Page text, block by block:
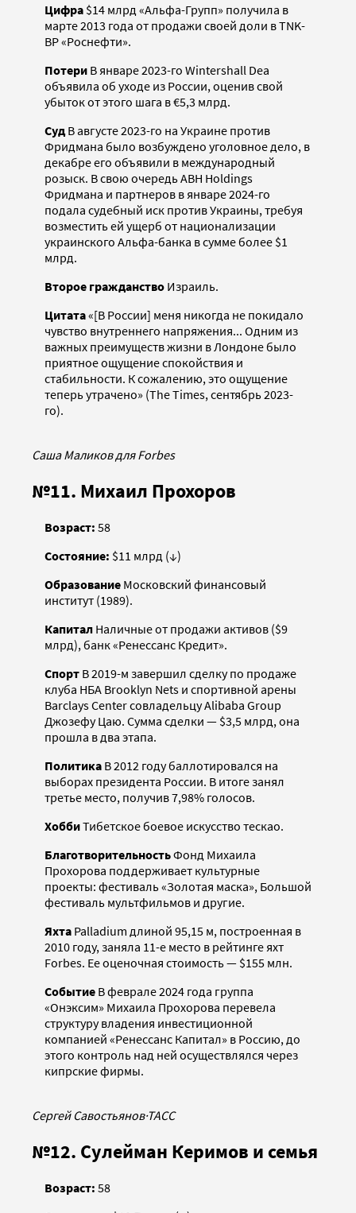
Цифра $14 млрд «Альфа-Групп» получила в
марте 2013 года от продажи своей доли в TNK-
BP «Роснефти».
Потери В январе 2023-го Wintershall Dea
объявила об уходе из России, оценив свой
убыток от этого шага в €5,3 млрд.
СудВ августе 2023-го на Украине против
Фридмана было возбуждено уголовное дело, в
декабре его объявили в международный
розыск. В свою очередь ABH Holdings
Фридмана и партнеров в январе 2024-го
подала судебный иск против Украины, требуя
возместить ей ущерб от национализации
украинского Альфа-банка в сумме более $1
млрд.
Второе гражданство Израиль.
Цитата«[В России] меня никогда не покидало
чувство внутреннего напряжения... Одним из
важных преимуществ жизни в Лондоне было
приятное ощущение спокойствия и
стабильности. К сожалению, это ощущение
теперь утрачено» (The Times, сентябрь 2023-
го).
Саша Маликов для Forbes
№11. Михаил Прохоров
Возраст: 58
Состояние: $11 млрд (↓)
Образование Московский финансовый
институт (1989).
Капитал Наличные от продажи активов ($9
млрд), банк «Ренессанс Кредит».
Спорт В 2019-м завершил сделку по продаже
клуба НБА Brooklyn Nets и спортивной арены
Barclays Center совладельцу Alibaba Group
Джозефу Цаю. Сумма сделки — $3,5 млрд, она
прошла в два этапа.
Политика В 2012 году баллотировался на
выборах президента России. В итоге занял
третье место, получив 7,98% голосов.
ХоббиТибетское боевое искусство тескао.
БлаготворительностьФонд Михаила
Прохорова поддерживает культурные
проекты: фестиваль «Золотая маска», Большой
фестиваль мультфильмов и другие.
Яхта Palladium длиной 95,15 м, построенная в
2010 году, заняла 11-е место в рейтинге яхт
Forbes. Ее оценочная стоимость — $155 млн.
Событие В феврале 2024 года группа
«Онэксим» Михаила Прохорова перевела
структуру владения инвестиционной
компанией «Ренессанс Капитал» в Россию, до
этого контроль над ней осуществлялся через
кипрские фирмы.
Сергей Савостьянов·ТАСС
№12. Сулейман Керимов и семья
Возраст: 58